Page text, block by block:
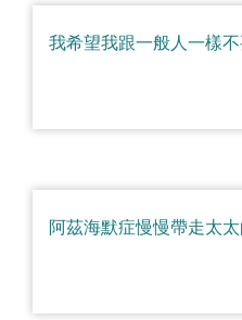
我希望我跟一般人一樣
阿茲海默症慢慢帶走太